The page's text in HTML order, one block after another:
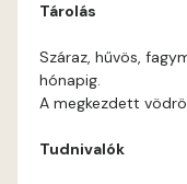
Tárolás
Száraz, hűvös,
hónapig.
A megkezdett
Tudnivalók